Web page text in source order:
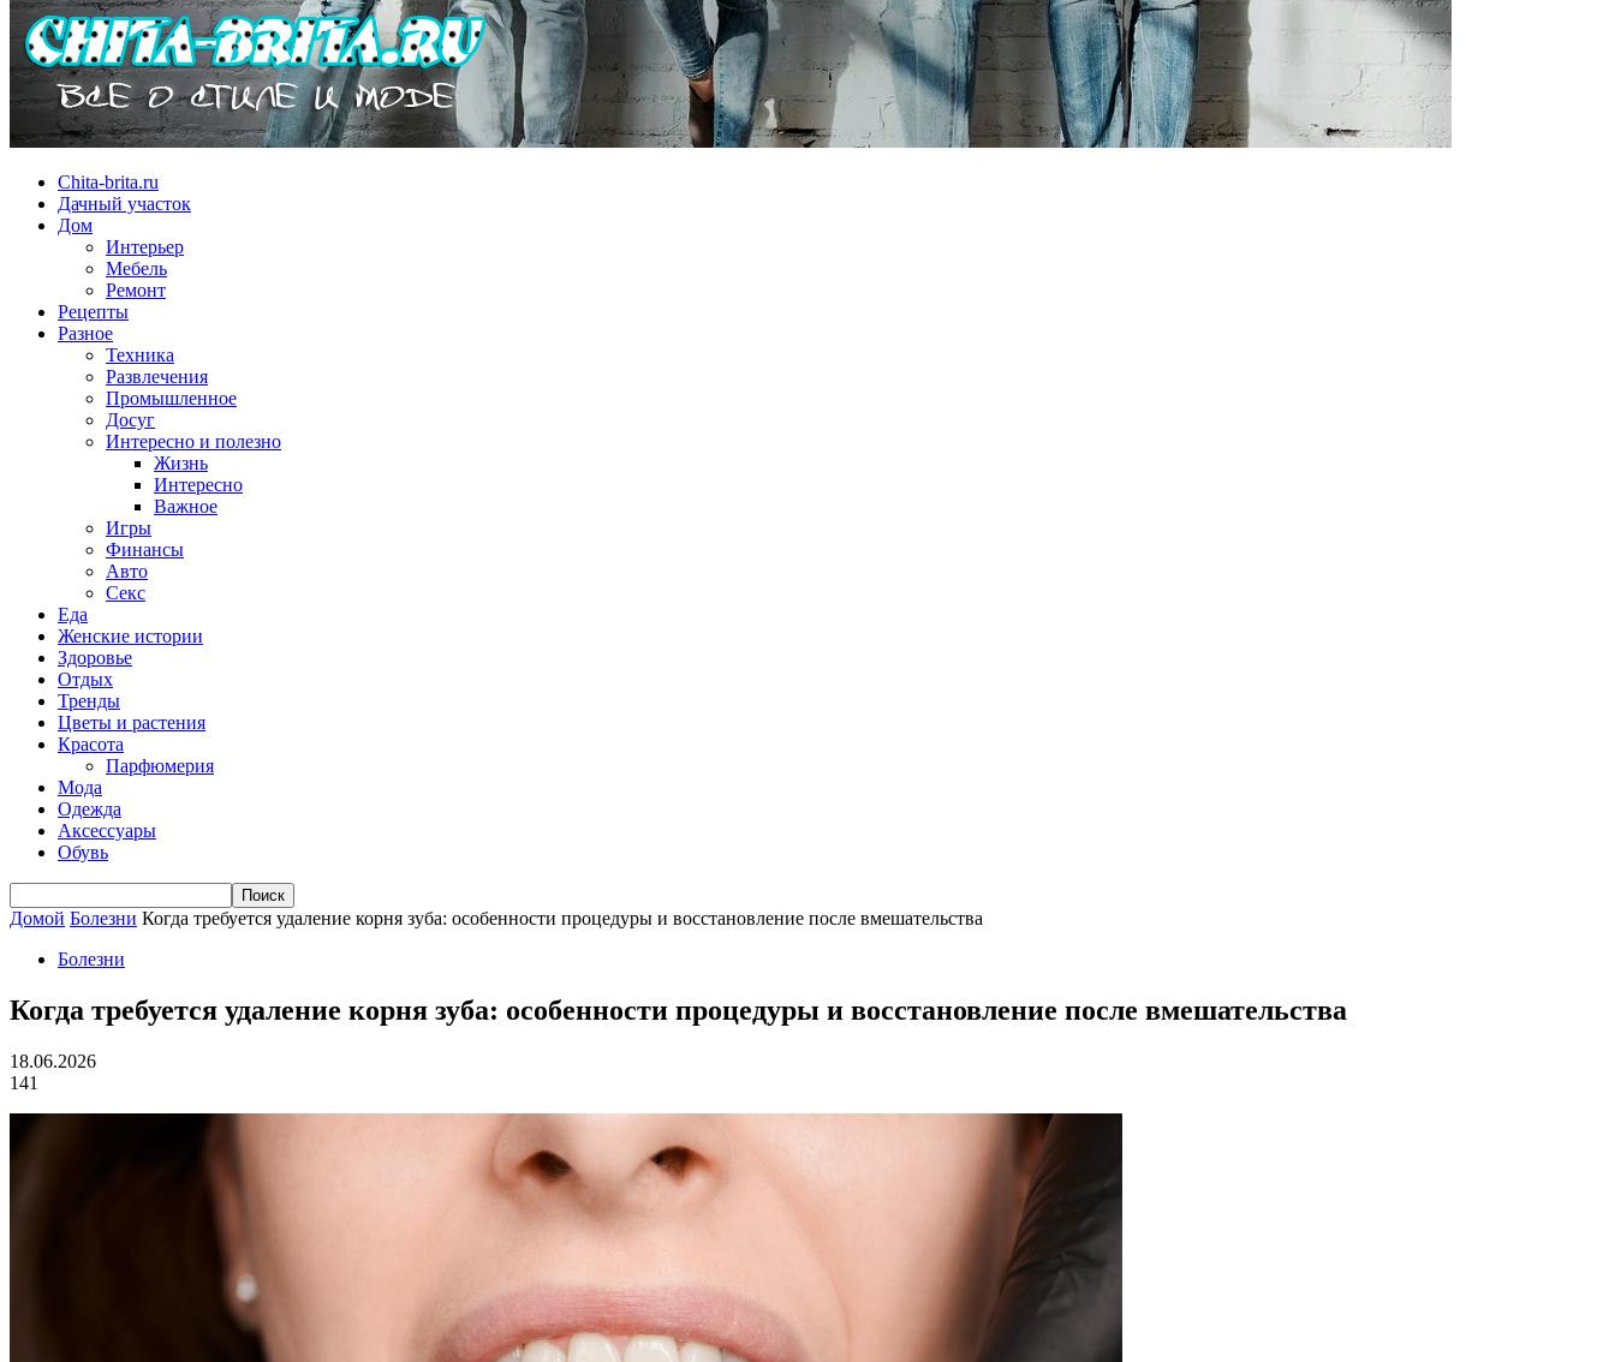
Chita-brita.ru
Дачный участок
Дом
Интерьер
Мебель
Ремонт
Рецепты
Разное
Техника
Развлечения
Промышленное
Досуг
Интересно и полезно
Жизнь
Интересно
Важное
Игры
Финансы
Авто
Секс
Еда
Женские истории
Здоровье
Отдых
Тренды
Цветы и растения
Красота
Парфюмерия
Мода
Одежда
Аксессуары
Обувь
Домой Болезни Когда требуется удаление корня зуба: особенности процедуры и восстановление после вмешательства
Болезни
Когда требуется удаление корня зуба: особенности процедуры и восстановление после вмешательства
18.06.2026
141